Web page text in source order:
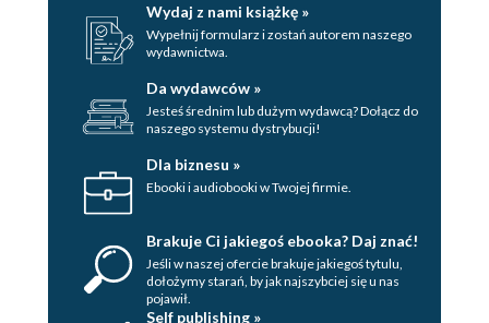
Wydaj z nami książkę »
Wypełnij formularz i zostań autorem naszego
wydawnictwa.
Da wydawców »
Jesteś średnim lub dużym wydawcą? Dołącz do
naszego systemu dystrybucji!
Dla biznesu »
Ebooki i audiobooki w Twojej firmie.
Brakuje Ci jakiegoś ebooka? Daj znać!
Jeśli w naszej ofercie brakuje jakiegoś tytulu,
dołożymy starań, by jak najszybciej się u nas
pojawił.
Self publishing »